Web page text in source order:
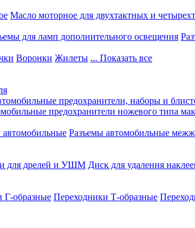
Масло моторное для двухтактных и
для ламп дополнительного освещения
Воронки Жилеты ... Показать все
предохранители, наборы и
предохранители ножевого типа
автомобильные Разъемы автомобильные
для дрелей и УШМ Диск для удаления
Г-образные Переходники Т-образные